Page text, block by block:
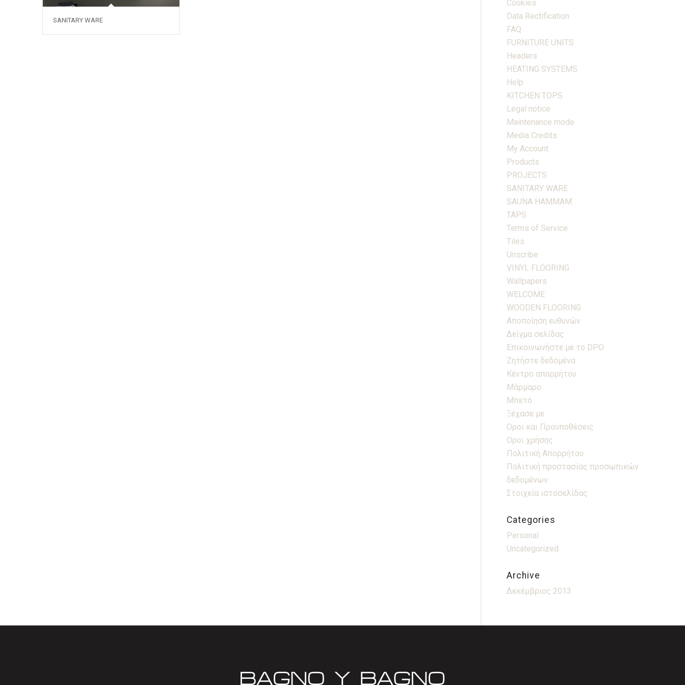
SANITARY WARE
Cookies
Data Rectification
FAQ
FURNITURE UNITS
Headers
HEATING SYSTEMS
Help
KITCHEN TOPS
Legal notice
Maintenance mode
Media Credits
My Account
Products
PROJECTS
SANITARY WARE
SAUNA HAMMAM
TAPS
Terms of Service
Tiles
Unscribe
VINYL FLOORING
Wallpapers
WELCOME
WOODEN FLOORING
Αποποίηση ευθυνών
Δείγμα σελίδας
Επικοινωνήστε με το DPO
Ζητήστε δεδομένα
Κέντρο απορρήτου
Μάρμαρο
Μπετό
Ξέχασε με
Οροι και Προϋποθέσεις
Οροι χρήσης
Πολιτική Απορρήτου
Πολιτική προστασίας προσωπικών
δεδομένων
Στοιχεία ιστοσελίδας
Categories
Personal
Uncategorized
Archive
Δεκέμβριος 2013